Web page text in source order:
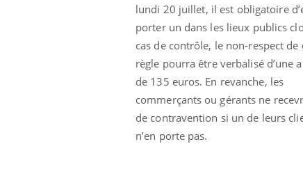
lundi 20 juillet, il est obligatoire
porter un dans les lieux publics
cas de contrôle, le non-respect de
règle pourra être verbalisé d’une
de 135 euros. En revanche, les
commerçants ou gérants ne
de contravention si un de leurs
n’en porte pas.
Cancer colorectal : une
stratégie simple aurait
changé la donne au Pays
basque
Chikungunya, dengue,
West Nile : que se passe-
France ?
Les médicaments GLP-1
protègent-ils aussi les os